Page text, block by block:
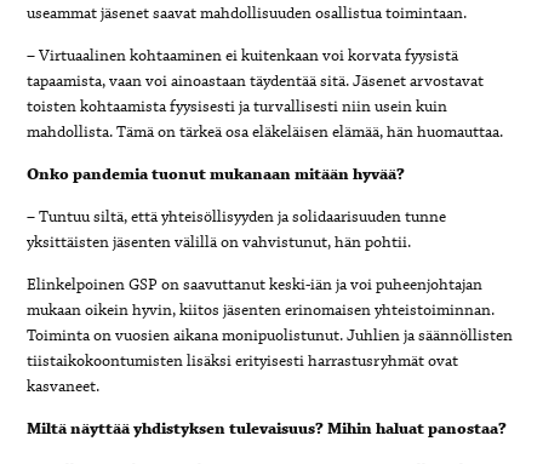
useammat jäsenet saavat mahdollisuuden osallistua toimintaan.
– Virtuaalinen kohtaaminen ei kuitenkaan voi korvata fyysistä
tapaamista, vaan voi ainoastaan täydentää sitä. Jäsenet arvostavat
toisten kohtaamista fyysisesti ja turvallisesti niin usein kuin
mahdollista. Tämä on tärkeä osa eläkeläisen elämää, hän huomauttaa.
Onko pandemia tuonut mukanaan mitään hyvää?
– Tuntuu siltä, että yhteisöllisyyden ja solidaarisuuden tunne
yksittäisten jäsenten välillä on vahvistunut, hän pohtii.
Elinkelpoinen GSP on saavuttanut keski-iän ja voi puheenjohtajan
mukaan oikein hyvin, kiitos jäsenten erinomaisen yhteistoiminnan.
Toiminta on vuosien aikana monipuolistunut. Juhlien ja säännöllisten
tiistaikokoontumisten lisäksi erityisesti harrastusryhmät ovat
kasvaneet.
Miltä näyttää yhdistyksen tulevaisuus? Mihin haluat panostaa?